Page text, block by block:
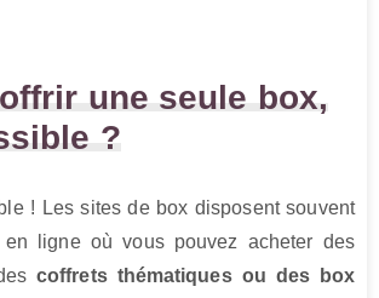
une seule box,
?
! Les sites de box disposent souvent
en ligne où vous pouvez acheter des
coffrets thématiques ou des box